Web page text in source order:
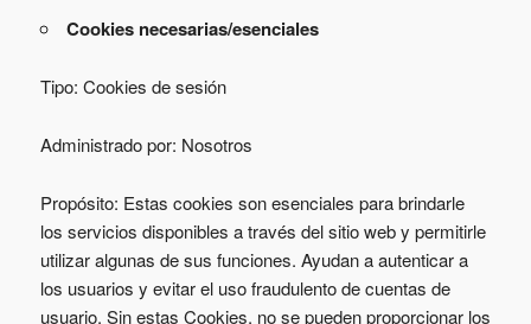
Cookies necesarias/esenciales
Tipo: Cookies de sesión
Administrado por: Nosotros
Propósito: Estas cookies son esenciales para brindarle
los servicios disponibles a través del sitio web y permitirle
utilizar algunas de sus funciones. Ayudan a autenticar a
los usuarios y evitar el uso fraudulento de cuentas de
usuario. Sin estas Cookies, no se pueden proporcionar los